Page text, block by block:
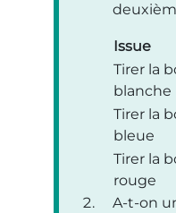
Issue
Tirer la
blanche
Tirer la
bleue
Tirer la
rouge
A-t-on